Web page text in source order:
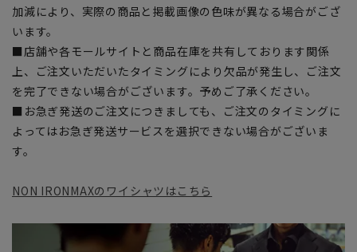
加減により、実際の商品と掲載画像の色味が異なる場合がござ
います。
■店舗や各モールサイトと商品在庫を共有しております関係
上、ご注文いただいたタイミングにより欠品が発生し、ご注文
を完了できない場合がございます。予めご了承ください。
■お急ぎ発送のご注文につきましても、ご注文のタイミングに
よってはお急ぎ発送サービスを選択できない場合がございま
す。
NON IRONMAXのワイシャツはこちら